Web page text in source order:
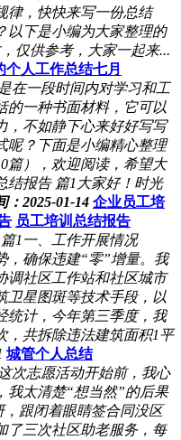
律，快快来写一份总结
以下是小编为大家整理的
仅供参考，大家一起来...
个人工作总结七月
在一段时间内对学习和工
的一种书面材料，它可以
，不如静下心来好好写写
呢？下面是小编精心整理
篇），欢迎阅读，希望大
结报告 篇1大家好！时光
：2025-01-14 企业员工培
员工培训总结报告
1一、工作开展情况
，确保违建“零”增量。我
调社区工作站和社区城市
卫星图斑等技术手段，以
统计，今年第三季度，我
，共拆除违法建筑面积1平
城管个人总结
次志愿活动开始前，我心
我太清楚“想当然”的后果
跟闭着眼睛签合同没区
了三次社区助老服务，每